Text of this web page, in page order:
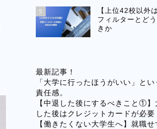
5
【上位42校以外
フィルターとど
きか
最新記事！
「大学に行ったほうがいい」と
責任感。
【中退した後にするべきこと①】
した後はクレジットカードが必要
【働きたくない大学生へ】就職